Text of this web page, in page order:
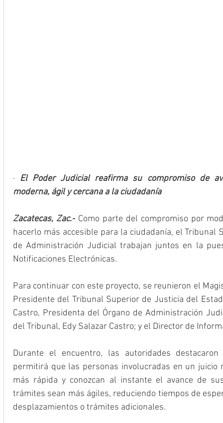
· El Poder Judicial reafirma su compromiso de
moderna, ágil y cercana a la ciudadanía
Zacatecas, Zac.- Como parte del compromiso por
hacerlo más accesible para la ciudadanía, el Tribunal
de Administración Judicial trabajan juntos en la
Notificaciones Electrónicas.
Para continuar con este proyecto, se reunieron el
Presidente del Tribunal Superior de Justicia del
Castro, Presidenta del Órgano de Administración
del Tribunal, Edy Salazar Castro; y el Director de
Durante el encuentro, las autoridades
permitirá que las personas involucradas en un juicio
más rápida y conozcan al instante el avance de
trámites sean más ágiles, reduciendo tiempos de
desplazamientos o trámites adicionales.